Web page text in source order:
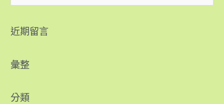
近期留言
彙整
分類